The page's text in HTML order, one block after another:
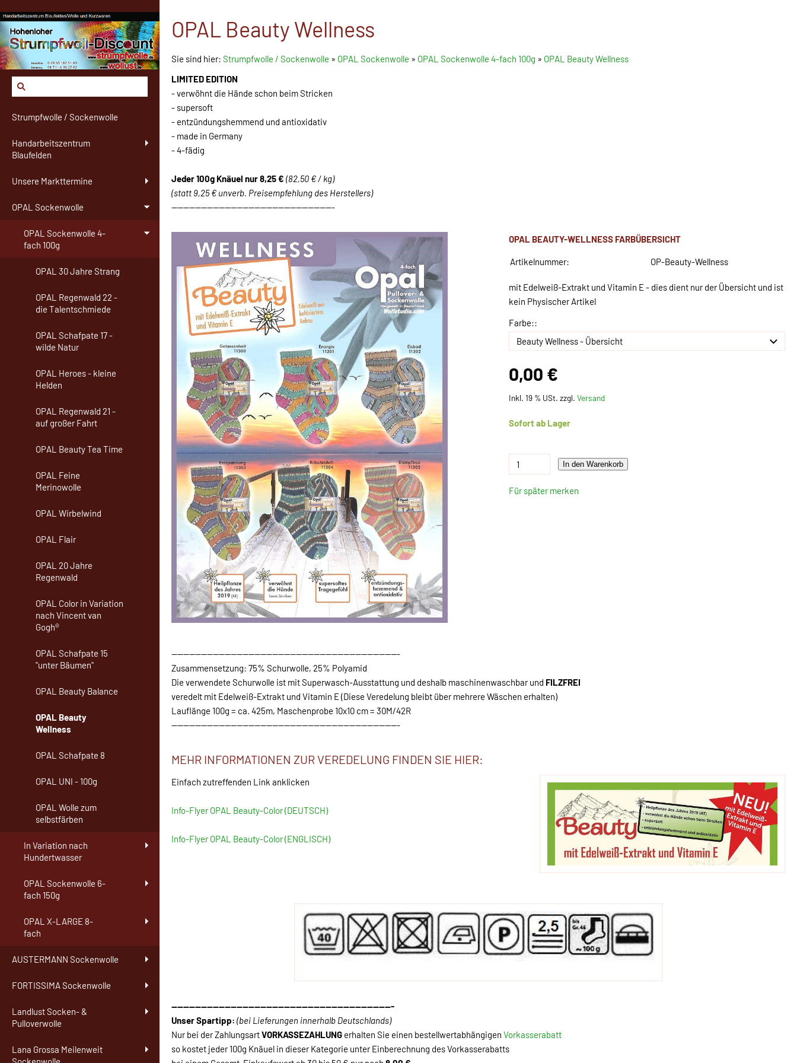
Strumpfwolle / Sockenwolle
Handarbeitszentrum
Blaufelden
Unsere Markttermine
OPAL Sockenwolle
OPAL Sockenwolle 4-
fach 100g
OPAL 30 Jahre Strang
OPAL Regenwald 22 -
die Talentschmiede
OPAL Schafpate 17 -
wilde Natur
OPAL Heroes - kleine
Helden
OPAL Regenwald 21 -
auf großer Fahrt
OPAL Beauty Tea Time
OPAL Feine
Merinowolle
OPAL Wirbelwind
OPAL Flair
OPAL 20 Jahre
Regenwald
OPAL Color in Variation
nach Vincent van
Gogh®
OPAL Schafpate 15
"unter Bäumen"
OPAL Beauty Balance
OPAL Beauty
Wellness
OPAL Schafpate 8
OPAL UNI - 100g
OPAL Wolle zum
selbstfärben
In Variation nach
Hundertwasser
OPAL Sockenwolle 6-
fach 150g
OPAL X-LARGE 8-
fach
AUSTERMANN Sockenwolle
FORTISSIMA Sockenwolle
Landlust Socken- &
Pulloverwolle
Lana Grossa Meilenweit
OPAL Beauty Wellness
Sie sind hier: Strumpfwolle / Sockenwolle » OPAL Sockenwolle » OPAL Sockenwolle 4-fach 100g » OPAL Beauty Wellness
LIMITED EDITION
- verwöhnt die Hände schon beim Stricken
- supersoft
- entzündungshemmend und antioxidativ
- made in Germany
- 4-fädig
Jeder 100g Knäuel nur 8,25 € (82,50 € / kg)
(statt 9,25 € unverb. Preisempfehlung des Herstellers)
-------------------------------------------------------
OPAL BEAUTY-WELLNESS FARBÜBERSICHT
Artikelnummer: OP-Beauty-Wellness
mit Edelweiß-Extrakt und Vitamin E - dies dient nur der Übersicht und ist
kein Physischer Artikel
Farbe::
0,00 €
Inkl. 19 % USt. zzgl.Versand
Sofort ab Lager
In den Warenkorb
Für später merken
-----------------------------------------------------------------------------
Zusammensetzung: 75% Schurwolle, 25% Polyamid
Die verwendete Schurwolle ist mit Superwasch-Ausstattung und deshalb maschinenwaschbar und FILZFREI
veredelt mit Edelweiß-Extrakt und Vitamin E (Diese Veredelung bleibt über mehrere Wäschen erhalten)
Lauflänge 100g = ca. 425m, Maschenprobe 10x10 cm = 30M/42R
-----------------------------------------------------------------------------
MEHR INFORMATIONEN ZUR VEREDELUNG FINDEN SIE HIER:
Einfach zutreffenden Link anklicken
Info-Flyer OPAL Beauty-Color (DEUTSCH)
Info-Flyer OPAL Beauty-Color (ENGLISCH)
---------------------------------------------------------------------------
Unser Spartipp: (bei Lieferungen innerhalb Deutschlands)
Nur bei der ZahlungsartVORKASSEZAHLUNGerhalten Sie einen bestellwertabhängigen Vorkasserabatt
so kostet jeder 100g Knäuel in dieser Kategorie unter Einberechnung des Vorkasserabatts